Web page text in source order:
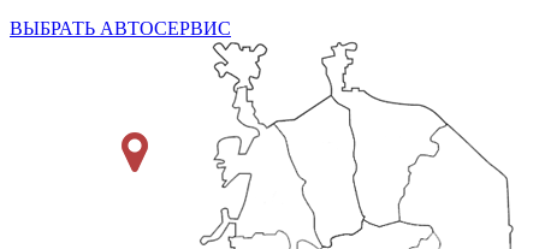
ВЫБРАТЬ АВТОСЕРВИС